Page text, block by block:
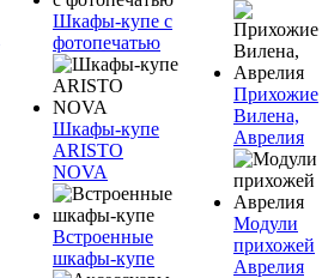
Шкафы-купе с
фотопечатью
Шкафы-купе
ARISTO
NOVA
Встроенные
шкафы-купе
Прихожие
Вилена,
Аврелия
Модули
прихожей
Аврелия